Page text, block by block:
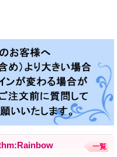
一覧